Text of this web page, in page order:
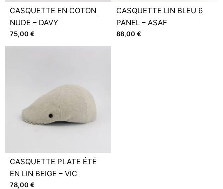
CASQUETTE EN COTON
NUDE – DAVY
75,00 €
CASQUETTE LIN BLEU 6
PANEL – ASAF
88,00 €
CASQUETTE PLATE ÉTÉ
EN LIN BEIGE – VIC
78,00 €